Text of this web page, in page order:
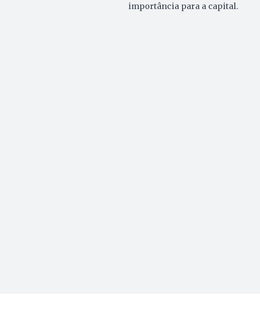
importância para a capital.